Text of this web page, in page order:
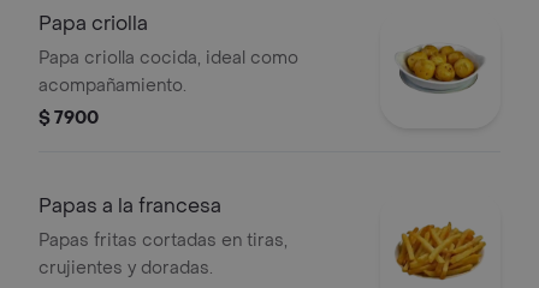
Papa criolla
Papa criolla cocida, ideal como
acompañamiento.
$ 7900
Papas a la francesa
Papas fritas cortadas en tiras,
crujientes y doradas.